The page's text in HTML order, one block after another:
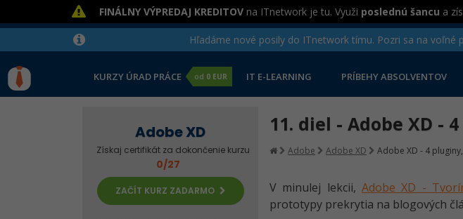
FINÁLNY VÝPREDAJ KREDITOV na ITnetwork je tu. Využi poslednú šancu a
Hľadáme nové posily do ITnetwork tímu. Pozri sa na
KURZY ÚRAD PRÁCE od 0 EUR IT E-LEARNING PRÍBEHY ABSOLVENTOV
Adobe XD
Získaj certifikát za dokončenie kurzu
0/27
ZAČÍT KURZ ZADARMO
Adobe XD - Úvod
Adobe XD - Založenie projektu
Adobe XD - Import obsahu
Adobe XD - Práca s textom
Adobe XD - Tvoríme tvary
11. diel - Adobe XD -
Adobe Adobe XD Adobe XD - 4
V minulej lekcii,Adobe XD -
prototypy prekrytia na blogových